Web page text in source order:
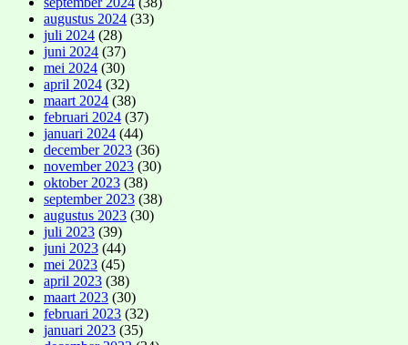
augustus 2024 (33)
juli 2024 (28)
juni 2024 (37)
mei 2024 (30)
april 2024 (32)
maart 2024 (38)
februari 2024 (37)
januari 2024 (44)
december 2023 (36)
november 2023 (30)
oktober 2023 (38)
september 2023 (38)
augustus 2023 (30)
juli 2023 (39)
juni 2023 (44)
mei 2023 (45)
april 2023 (38)
maart 2023 (30)
februari 2023 (32)
januari 2023 (35)